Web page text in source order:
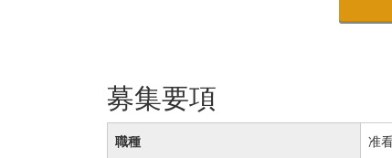
募集要項
職種 准